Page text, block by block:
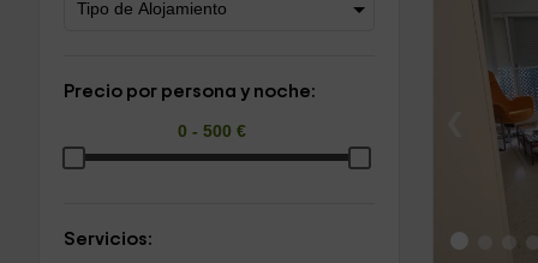
Precio por persona y noche:
Servicios: